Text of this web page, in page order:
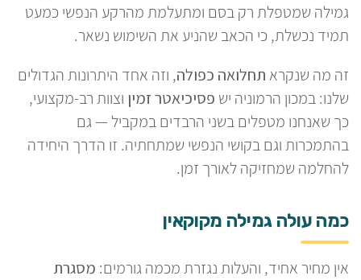
גמילה שמטפלת רק בסם ומתעלמת מהרקע הנפשי כמעט
תמיד נכשלת, כי הכאב שהניע את השימוש נשאר.
זה מה שנקרא תחלואה כפולה, וזה אחד היתרונות הגדולים
שלנו: במכון הרמוניה יש פסיכיאטר זמין וצוות רב-מקצועי,
כך שאנחנו מטפלים בשני הרבדים במקביל — גם
בהתמכרות וגם בקושי הנפשי שמתחתיה. זו הדרך היחידה
להחלמה שמחזיקה לאורך זמן.
כמה עולה גמילה מקוקאין
אין מחיר אחיד, והעלות נגזרת מכמה גורמים: מסגרת